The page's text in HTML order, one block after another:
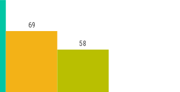
69
58